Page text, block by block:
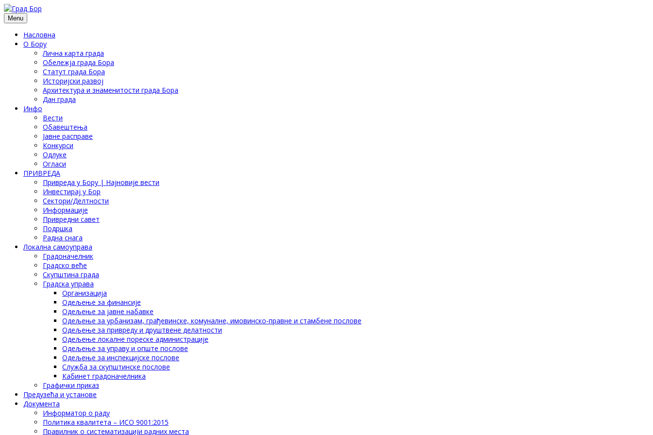
Menu
Насловна
О Бору
Лична карта града
Обележја града Бора
Статут града Бора
Историјски развој
Архитектура и знаменитости града Бора
Дан града
Инфо
Вести
Обавештења
Јавне расправе
Конкурси
Одлуке
Огласи
ПРИВРЕДА
Привреда у Бору | Најновије вести
Инвестирај у Бор
Сектори/Делтности
Информације
Привредни савет
Подршка
Радна снага
Локална самоуправа
Градоначелник
Градско веће
Скупштина града
Градска управа
Организација
Одељење за финансије
Одељење за јавне набавке
Одељење за урбанизам, грађевинске, комуналне, имовинско-правне и стамбене послове
Одељење за привреду и друштвене делатности
Одељење локалне пореске администрације
Одељење за управу и опште послове
Одељење за инспекцијске послове
Служба за скупштинске послове
Кабинет градоначелника
Графички приказ
Предузећа и установе
Документа
Информатор о раду
Политика квалитета – ИСО 9001:2015
Правилник о систематизацији радних места